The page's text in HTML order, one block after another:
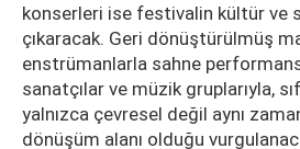
konserleri ise festivalin kültür ve
çıkaracak. Geri dönüştürülmüş
enstrümanlarla sahne
sanatçılar ve müzik gruplarıyla,
yalnızca çevresel değil aynı
dönüşüm alanı olduğu